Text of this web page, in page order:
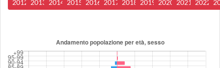
2012 2013 2014 2015 2016 2017 2018 2019 2020 2021 2022